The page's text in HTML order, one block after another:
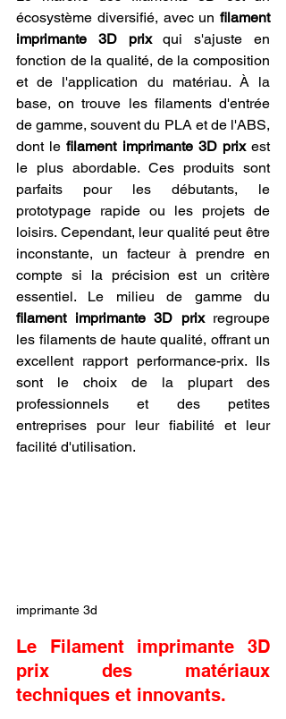
écosystème diversifié, avec un filament
imprimante 3D prix qui s'ajuste en
fonction de la qualité, de la composition
et de l'application du matériau. À la
base, on trouve les filaments d'entrée
de gamme, souvent du PLA et de l'ABS,
dont le filament imprimante 3D prix est
le plus abordable. Ces produits sont
parfaits pour les débutants, le
prototypage rapide ou les projets de
loisirs. Cependant, leur qualité peut être
inconstante, un facteur à prendre en
compte si la précision est un critère
filament imprimante 3D prix regroupe
les filaments de haute qualité, offrant un
excellent rapport performance-prix. Ils
sont le choix de la plupart des
professionnels et des petites
entreprises pour leur fiabilité et leur
facilité d'utilisation.
imprimante 3d
Le Filament imprimante 3D
prix des matériaux
techniques et innovants.